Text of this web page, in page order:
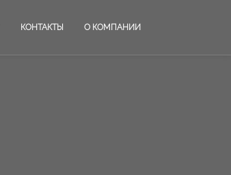
КОНТАКТЫ О КОМПАНИИ